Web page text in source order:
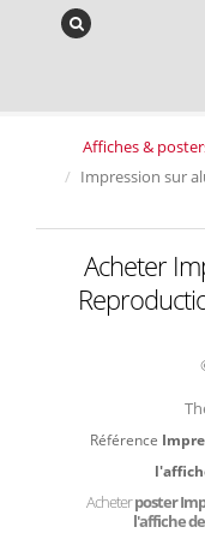
Affiches &
Impression sur
Acheter
Référence
Acheterposter
l'affiche